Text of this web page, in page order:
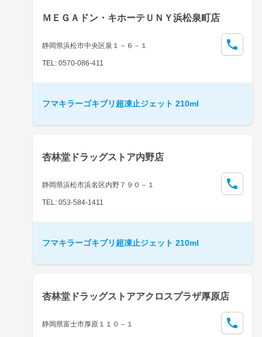
ＭＥＧＡドン・キホーテＵＮＹ浜松泉町店
静岡県浜松市中央区泉１－６－１
TEL: 0570-086-411
フマキラーゴキブリ超凍止ジェット 210ml
杏林堂ドラッグストア内野店
静岡県浜松市浜名区内野７９０－１
TEL: 053-584-1411
フマキラーゴキブリ超凍止ジェット 210ml
杏林堂ドラッグストアアクロスプラザ厚原店
静岡県富士市厚原１１０－１